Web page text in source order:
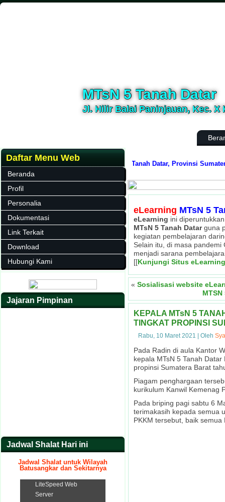
MTsN 5 Tanah Datar
Jl. Hilir Balai Paninjauan, Kec. X
Daftar Menu Web
Beranda
Profil
Personalia
Dokumentasi
Link Terkait
Download
Hubungi Kami
Jajaran Pimpinan
Jadwal Shalat Hari ini
Jadwal Shalat untuk Wilayah
Batusangkar dan Sekitarnya
Negeri 5 Tanah Datar, Kabupaten Tanah Datar, Provinsi Sumatera
eLearning MTsN 5
eLearning ini
MTsN 5 Tanah Datarguna
kegiatan pembelajaran
Selain itu, di masa pandemi
menjadi sarana
[[Kunjungi Situs
« Sosialisasi website
MTSN
KEPALA MTsN 5
TINGKAT PROPINSI
Rabu, 10 Maret 2021 Oleh
Pada Radin di aula Kantor
kepala MTsN 5 Tanah
propinsi Sumatera Barat
Piagam penghargaan
kurikulum Kanwil Kemenag
Pada briping pagi sabtu 6
terimakasih kepada semua
PKKM tersebut, baik